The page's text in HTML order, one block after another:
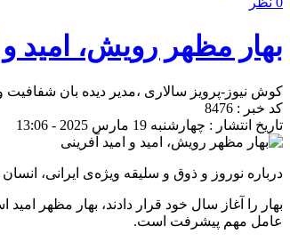
بهار مظهر رویش، امید و
کوش نیوز-پرویز سالاری ،مدیر دیده بان
کد خبر : 8476
تاریخ انتشار : چهارشنبه 19 مارس 2025 - 13:06
درباره نوروز و ذوق و سلیقه ویژه‌ی ایرانی،
بهار را آغاز سال خود قرار دادند، بهار مظهر
عامل مهم پیشرفت است.